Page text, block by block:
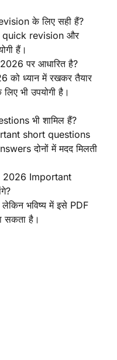
के लिए सही हैं?
quick revision और
हैं।
पर आधारित है?
को ध्यान में रखकर तैयार
भी उपयोगी है।
भी शामिल हैं?
short questions
दोनों में मदद मिलती
2026 Important
भविष्य में इसे PDF
सकता है।